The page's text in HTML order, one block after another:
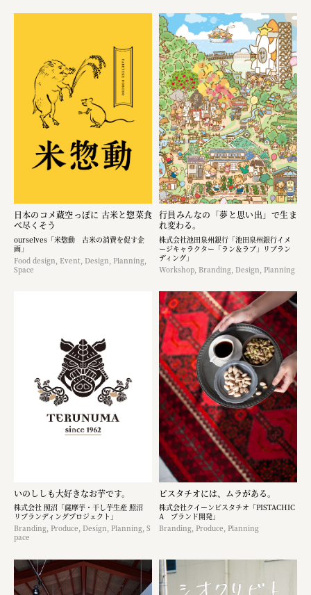
日本のコメ蔵空っぽに 古米と惣菜食
べ尽くそう
ourselves「米惣動 古米の消費を促す企
画」
Food design, Event, Design, Planning,
Space
行員みんなの「夢と思い出」で生ま
れ変わる。
株式会社池田泉州銀行「池田泉州銀行イメ
ージキャラクター「ラン＆ラブ」リブラン
ディング」
Workshop, Branding, Design, Planning
いのししも大好きなお芋です。​
株式会社 照沼「薩摩芋・干し芋生産 照沼
リブランディングプロジェクト」
Branding, Produce, Design, Planning, S
pace
ピスタチオには、ムラがある。
株式会社クイーンピスタチオ「PISTACHIC
A ブランド開発」
Branding, Produce, Planning